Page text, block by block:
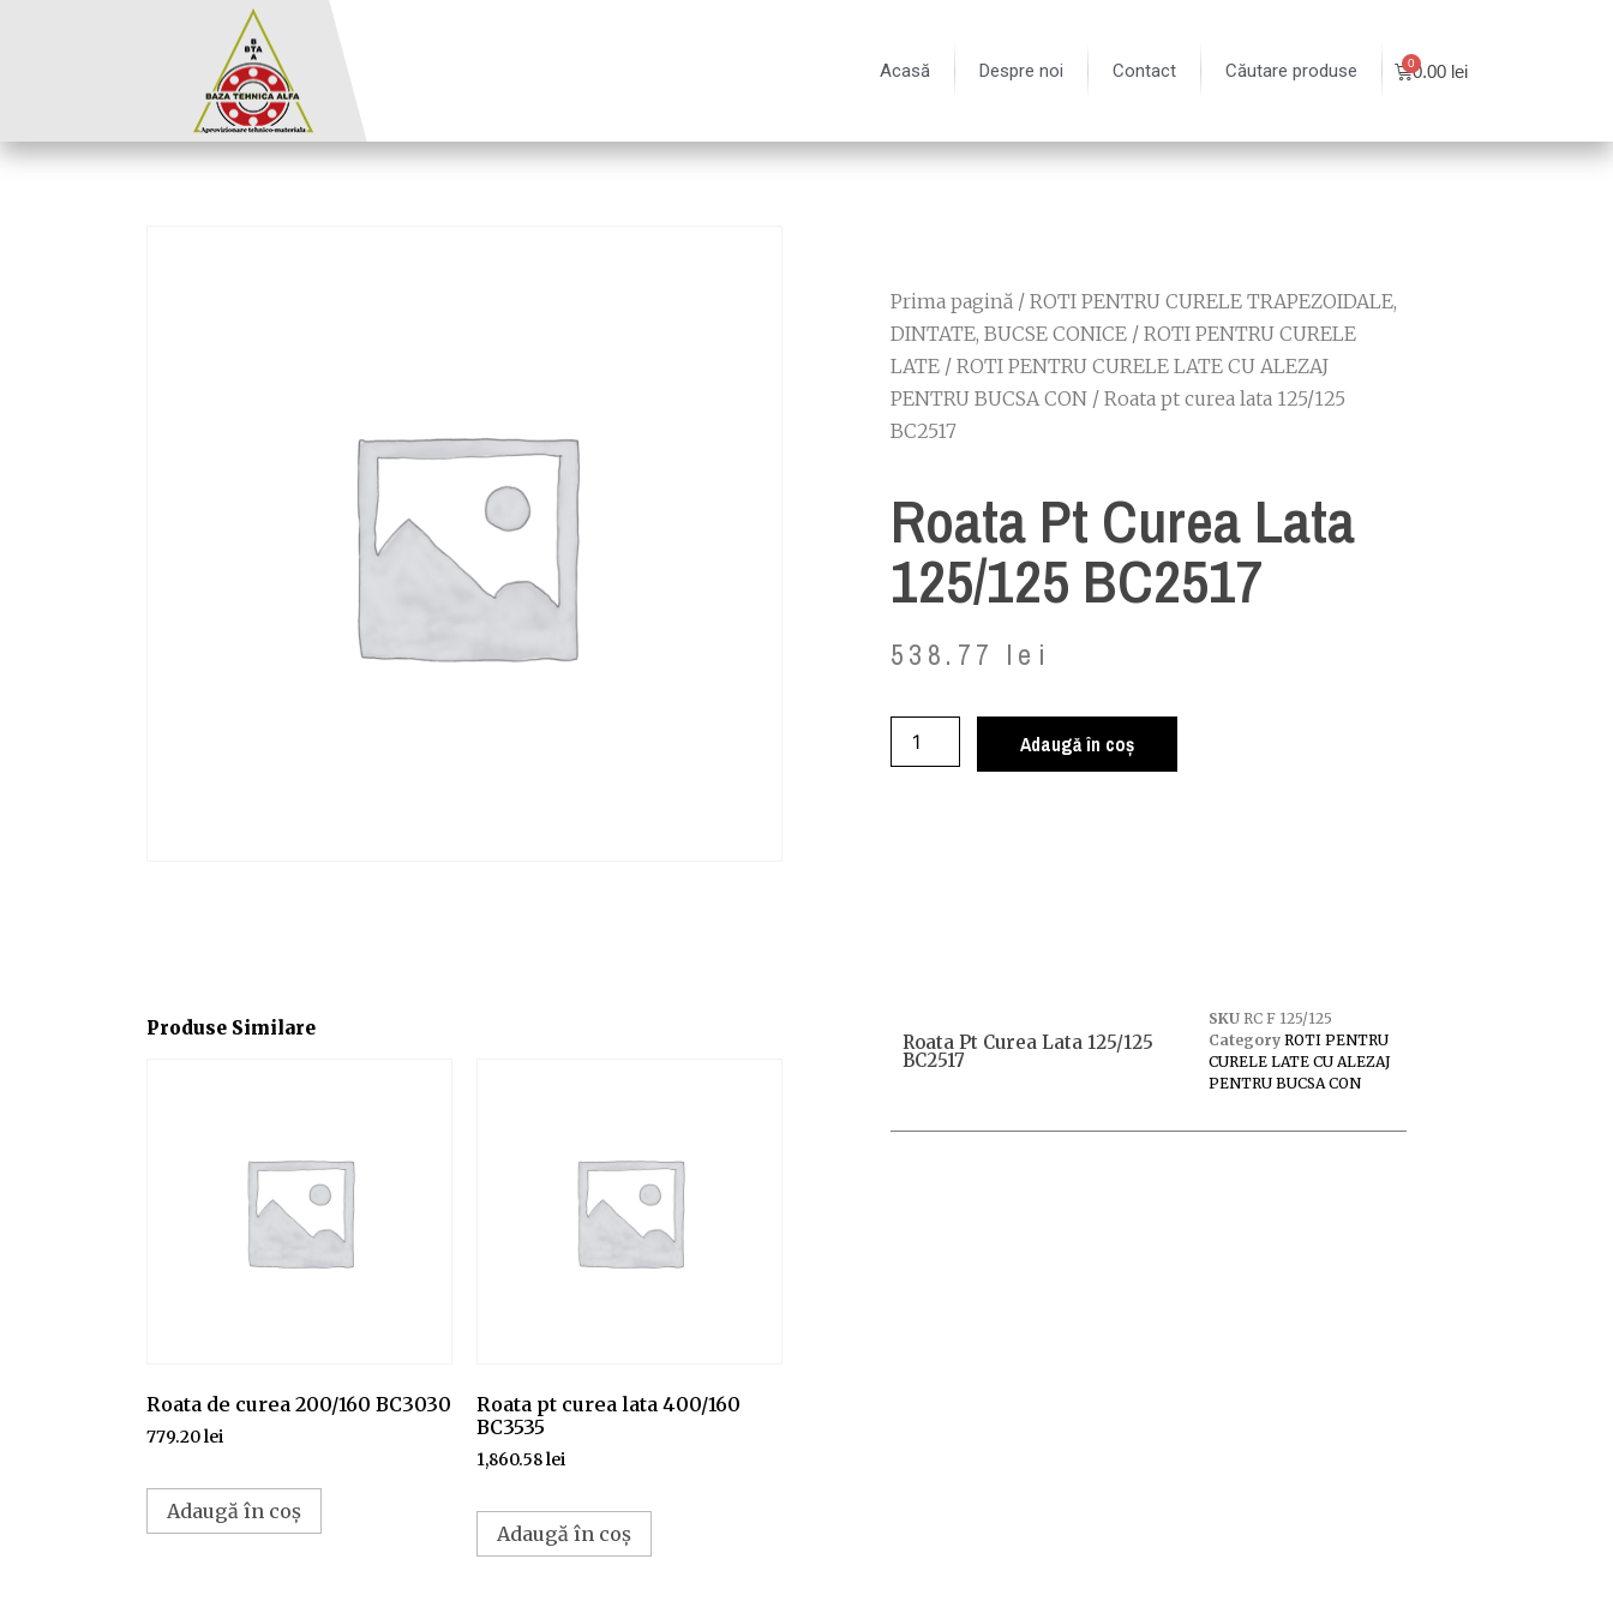
Acasă Despre noi Contact Căutare produse 0.00 lei
Prima pagină / ROTI PENTRU CURELE TRAPEZOIDALE,
DINTATE, BUCSE CONICE / ROTI PENTRU CURELE
LATE / ROTI PENTRU CURELE LATE CU ALEZAJ
PENTRU BUCSA CON / Roata pt curea lata 125/125
BC2517
Roata Pt Curea Lata
125/125 BC2517
538.77 lei
Adaugă în coș
Produse Similare
Roata de curea 200/160 BC3030
779.20lei
Adaugă în coș
Roata pt curea lata 400/160
BC3535
1,860.58lei
Adaugă în coș
Roata Pt Curea Lata 125/125
BC2517
SKU RC F 125/125
Category ROTI PENTRU
CURELE LATE CU ALEZAJ
PENTRU BUCSA CON